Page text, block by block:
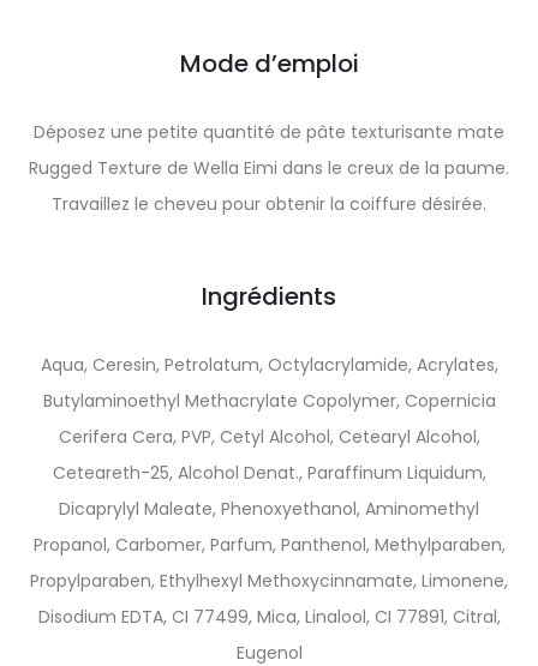
Mode d’emploi
Déposez une petite quantité de pâte texturisante mate
Rugged Texture de Wella Eimi dans le creux de la paume.
Travaillez le cheveu pour obtenir la coiffure désirée.
Ingrédients
Aqua, Ceresin, Petrolatum, Octylacrylamide, Acrylates,
Butylaminoethyl Methacrylate Copolymer, Copernicia
Cerifera Cera, PVP, Cetyl Alcohol, Cetearyl Alcohol,
Ceteareth-25, Alcohol Denat., Paraffinum Liquidum,
Dicaprylyl Maleate, Phenoxyethanol, Aminomethyl
Propanol, Carbomer, Parfum, Panthenol, Methylparaben,
Propylparaben, Ethylhexyl Methoxycinnamate, Limonene,
Disodium EDTA, CI 77499, Mica, Linalool, CI 77891, Citral,
Eugenol